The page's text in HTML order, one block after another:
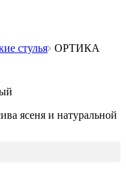
стулья ОРТИКА
ясеня и натуральной